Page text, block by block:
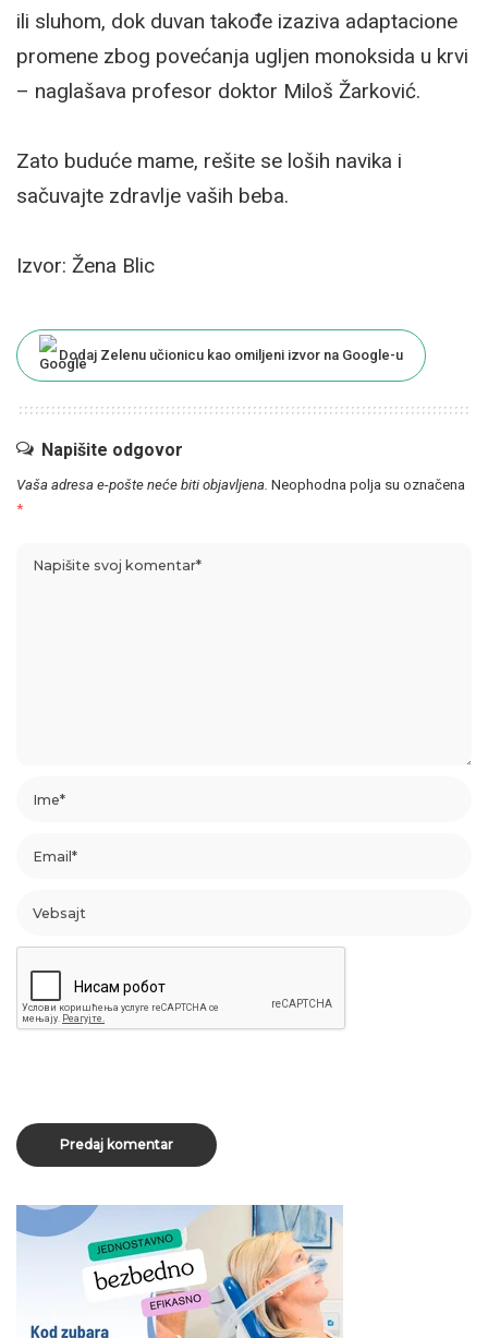
ili sluhom, dok duvan takođe izaziva adaptacione
promene zbog povećanja ugljen monoksida u krvi
– naglašava profesor doktor Miloš Žarković.
Zato buduće mame, rešite se loših navika i
sačuvajte zdravlje vaših beba.
Izvor: Žena Blic
Dodaj Zelenu učionicu kao omiljeni izvor na Google-u
Napišite odgovor
Vaša adresa e-pošte neće biti objavljena. Neophodna polja su označena
*